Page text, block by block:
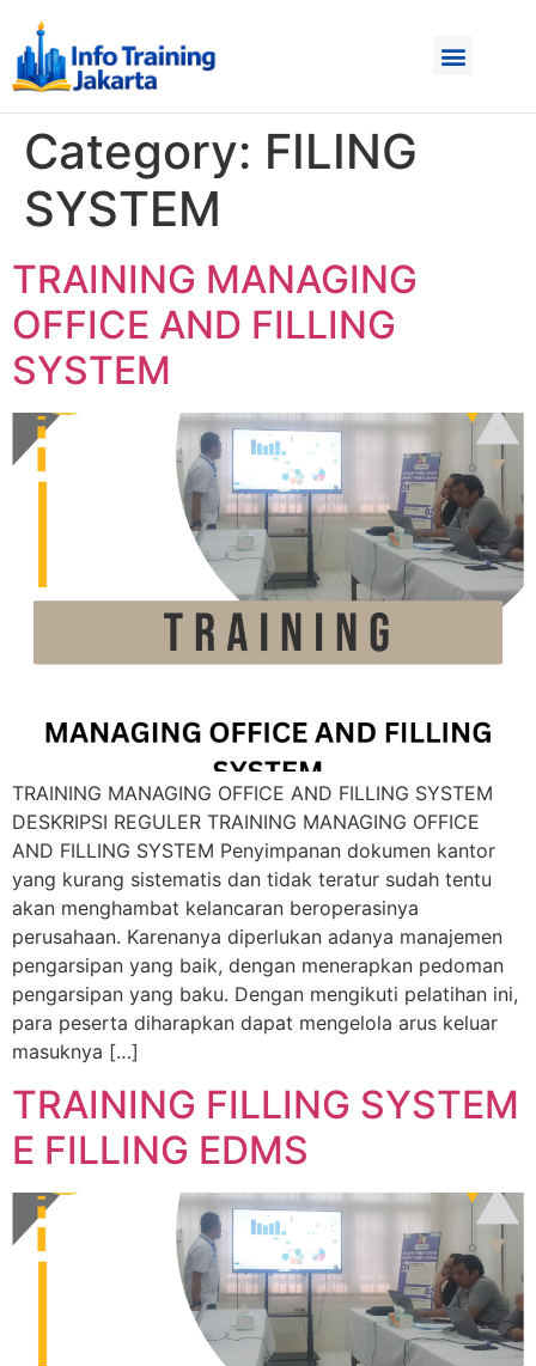
Category: FILING
SYSTEM
TRAINING MANAGING
OFFICE AND FILLING
SYSTEM
TRAINING MANAGING OFFICE AND FILLING SYSTEM
DESKRIPSI REGULER TRAINING MANAGING OFFICE
AND FILLING SYSTEM Penyimpanan dokumen kantor
yang kurang sistematis dan tidak teratur sudah tentu
akan menghambat kelancaran beroperasinya
perusahaan. Karenanya diperlukan adanya manajemen
pengarsipan yang baik, dengan menerapkan pedoman
pengarsipan yang baku. Dengan mengikuti pelatihan ini,
para peserta diharapkan dapat mengelola arus keluar
masuknya […]
TRAINING FILLING SYSTEM
E FILLING EDMS